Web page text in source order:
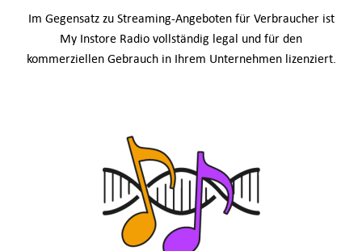
Im Gegensatz zu Streaming-Angeboten für Verbraucher ist
My Instore Radio vollständig legal und für den
kommerziellen Gebrauch in Ihrem Unternehmen lizenziert.